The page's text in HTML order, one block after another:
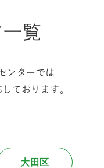
覧
ンターでは
ております。
大田区